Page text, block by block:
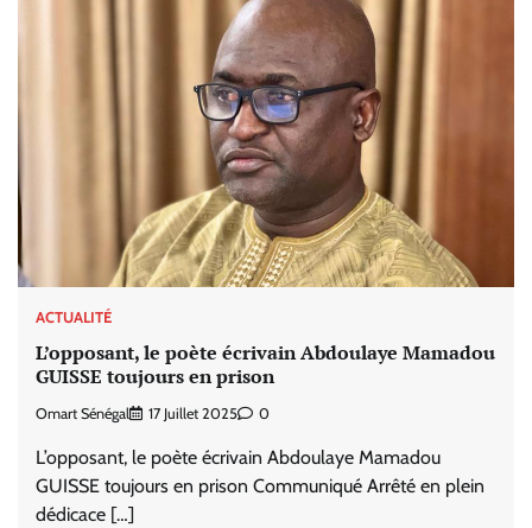
ACTUALITÉ
L’opposant, le poète écrivain Abdoulaye Mamadou
GUISSE toujours en prison
Omart Sénégal 17 Juillet 2025 0
L’opposant, le poète écrivain Abdoulaye Mamadou
GUISSE toujours en prison Communiqué Arrêté en plein
dédicace […]